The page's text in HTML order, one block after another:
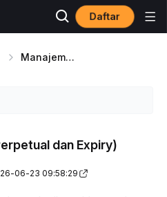
Daftar
Manajemen Risiko Perdagangan Terpadu
dan Expiry)
06-23 09:58:29